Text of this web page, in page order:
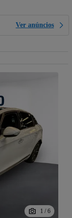
Ver anúncios
1 / 6